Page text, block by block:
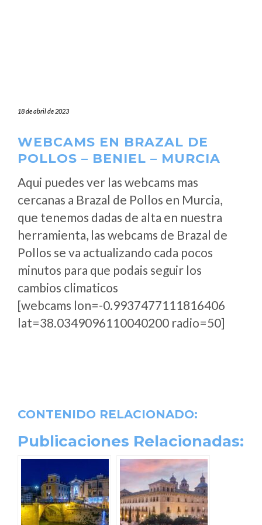
18 de abril de 2023
WEBCAMS EN BRAZAL DE
POLLOS – BENIEL – MURCIA
Aqui puedes ver las webcams mas
cercanas a Brazal de Pollos en Murcia,
que tenemos dadas de alta en nuestra
herramienta, las webcams de Brazal de
Pollos se va actualizando cada pocos
minutos para que podais seguir los
cambios climaticos
[webcams lon=-0.9937477111816406
lat=38.0349096110040200 radio=50]
CONTENIDO RELACIONADO:
Publicaciones Relacionadas: